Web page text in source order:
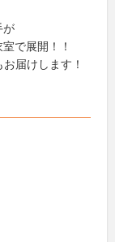
が
で展開！！
届けします！